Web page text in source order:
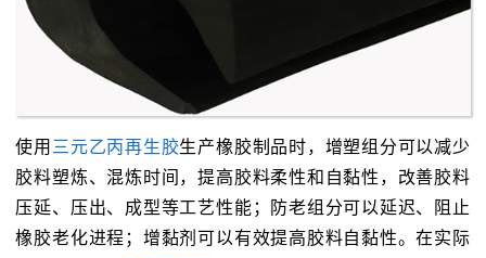
使用 三元乙丙再生胶生产橡胶制品时，增塑组分可以减少
胶料塑炼、混炼时间，提高胶料柔性和自黏性，改善胶料
压延、压出、成型等工艺性能；防老组分可以延迟、阻止
橡胶老化进程；增黏剂可以有效提高胶料自黏性。在实际